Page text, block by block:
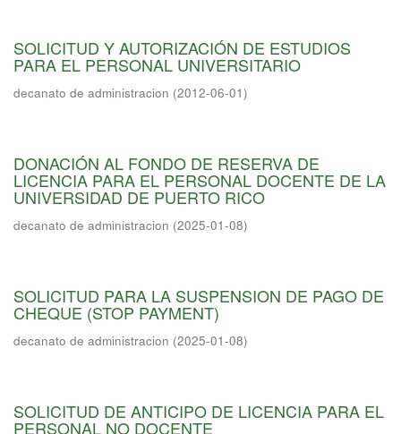
SOLICITUD Y AUTORIZACIÓN DE ESTUDIOS
PARA EL PERSONAL UNIVERSITARIO
decanato de administracion (2012-06-01)
DONACIÓN AL FONDO DE RESERVA DE
LICENCIA PARA EL PERSONAL DOCENTE DE LA
UNIVERSIDAD DE PUERTO RICO
decanato de administracion (2025-01-08)
SOLICITUD PARA LA SUSPENSION DE PAGO DE
CHEQUE (STOP PAYMENT)
decanato de administracion (2025-01-08)
SOLICITUD DE ANTICIPO DE LICENCIA PARA EL
PERSONAL NO DOCENTE